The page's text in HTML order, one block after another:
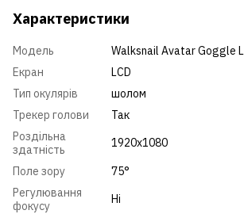
Характеристики
Модель
Walksnail Avatar Goggle L
Екран
LCD
Тип окулярів
шолом
Трекер голови
Так
Роздільна
здатність
1920x1080
Поле зору
75°
Регулювання
фокусу
Ні